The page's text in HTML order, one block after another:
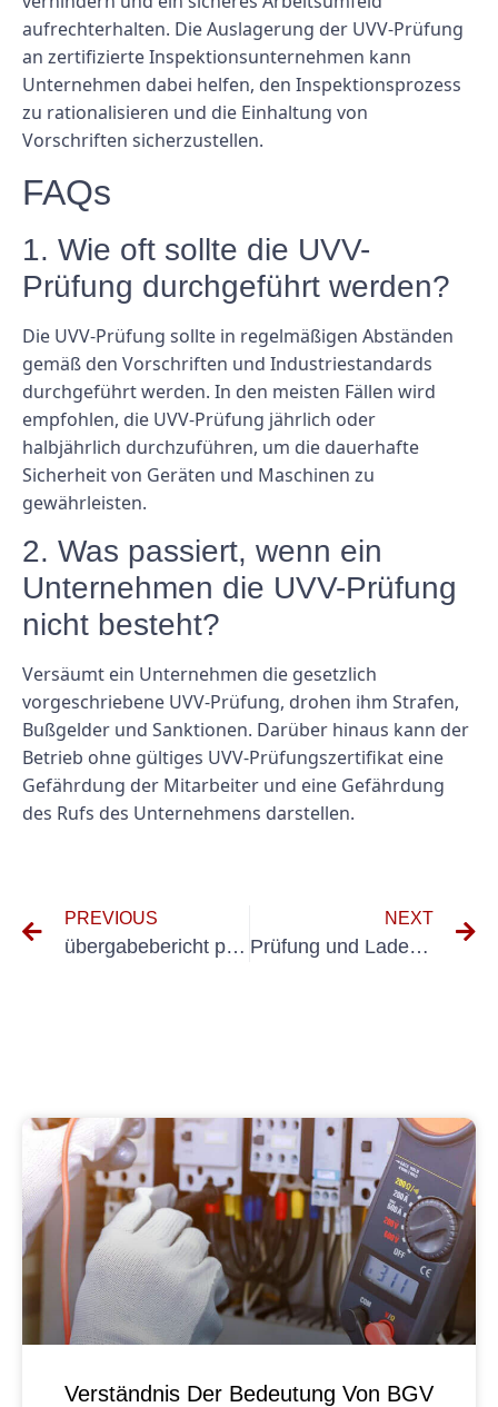
aufrechterhalten. Die Auslagerung der UVV-Prüfung
an zertifizierte Inspektionsunternehmen kann
Unternehmen dabei helfen, den Inspektionsprozess
zu rationalisieren und die Einhaltung von
Vorschriften sicherzustellen.
FAQs
1. Wie oft sollte die UVV-
Prüfung durchgeführt werden?
Die UVV-Prüfung sollte in regelmäßigen Abständen
gemäß den Vorschriften und Industriestandards
durchgeführt werden. In den meisten Fällen wird
empfohlen, die UVV-Prüfung jährlich oder
halbjährlich durchzuführen, um die dauerhafte
Sicherheit von Geräten und Maschinen zu
gewährleisten.
2. Was passiert, wenn ein
Unternehmen die UVV-Prüfung
nicht besteht?
Versäumt ein Unternehmen die gesetzlich
vorgeschriebene UVV-Prüfung, drohen ihm Strafen,
Bußgelder und Sanktionen. Darüber hinaus kann der
Betrieb ohne gültiges UVV-Prüfungszertifikat eine
Gefährdung der Mitarbeiter und eine Gefährdung
des Rufs des Unternehmens darstellen.
PREVIOUS
übergabebericht prüfprotokoll
NEXT
Prüfung und Ladekabel
Verständnis Der Bedeutung Von BGV